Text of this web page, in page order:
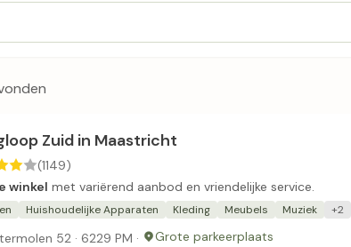
Zuid in Maastricht
(1149)
winkel met variërend aanbod en vriendelijke service.
Huishoudelijke Apparaten Kleding Meubels Muziek +2
52 · 6229 PM · Grote parkeerplaats